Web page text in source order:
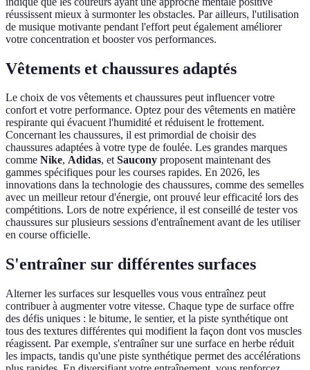
réussissent mieux à surmonter les obstacles. Par ailleurs, l'utilisation
de musique motivante pendant l'effort peut également améliorer
votre concentration et booster vos performances.
Vêtements et chaussures adaptés
Le choix de vos vêtements et chaussures peut influencer votre
confort et votre performance. Optez pour des vêtements en matière
respirante qui évacuent l'humidité et réduisent le frottement.
Concernant les chaussures, il est primordial de choisir des
chaussures adaptées à votre type de foulée. Les grandes marques
comme Nike, Adidas, etSaucony proposent maintenant des
gammes spécifiques pour les courses rapides. En 2026, les
innovations dans la technologie des chaussures, comme des semelles
avec un meilleur retour d'énergie, ont prouvé leur efficacité lors des
compétitions. Lors de notre expérience, il est conseillé de tester vos
chaussures sur plusieurs sessions d'entraînement avant de les utiliser
en course officielle.
S'entraîner sur différentes surfaces
Alterner les surfaces sur lesquelles vous vous entraînez peut
contribuer à augmenter votre vitesse. Chaque type de surface offre
des défis uniques : le bitume, le sentier, et la piste synthétique ont
tous des textures différentes qui modifient la façon dont vos muscles
réagissent. Par exemple, s'entraîner sur une surface en herbe réduit
les impacts, tandis qu'une piste synthétique permet des accélérations